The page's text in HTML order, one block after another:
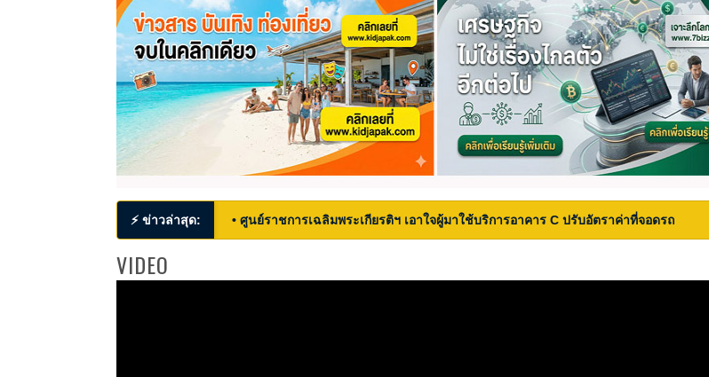
⚡ ข่าวล่าสุด: • ศูนย์ราชการเฉลิมพระเกียรติฯ เอาใจผู้มาใช้บริการอาคาร C ปรับอัตราค่าที่จอดรถ
VIDEO